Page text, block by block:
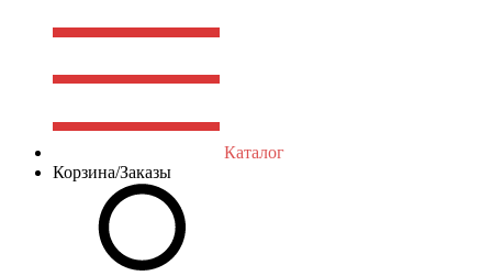
Каталог
Корзина/Заказы